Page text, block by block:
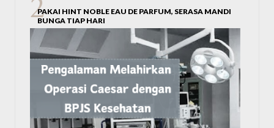
PAKAI HINT NOBLE EAU DE PARFUM, SERASA MANDI
BUNGA TIAP HARI